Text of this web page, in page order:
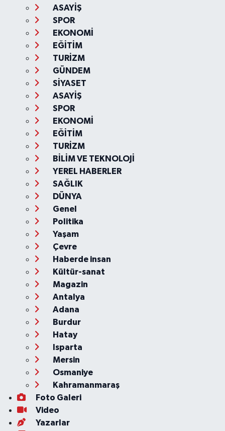
ASAYİŞ
SPOR
EKONOMİ
EĞİTİM
TURİZM
GÜNDEM
SİYASET
ASAYİŞ
SPOR
EKONOMİ
EĞİTİM
TURİZM
BİLİM VE TEKNOLOJİ
YEREL HABERLER
SAĞLIK
DÜNYA
Genel
Politika
Yaşam
Çevre
Haberde insan
Kültür-sanat
Magazin
Antalya
Adana
Burdur
Hatay
Isparta
Mersin
Osmaniye
Kahramanmaraş
Foto Galeri
Video
Yazarlar